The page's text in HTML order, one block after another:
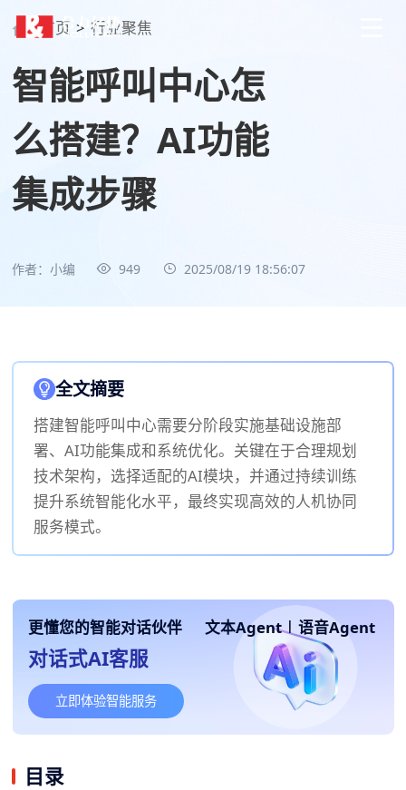
首页 > 行业聚焦
智能呼叫中心怎
么搭建？AI功能
集成步骤
作者：小编 949 2025/08/19 18:56:07
全文摘要
搭建智能呼叫中心需要分阶段实施基础设施部
署、AI功能集成和系统优化。关键在于合理规划
技术架构，选择适配的AI模块，并通过持续训练
提升系统智能化水平，最终实现高效的人机协同
服务模式。
更懂您的智能对话伙伴 文本Agent | 语音Agent
对话式AI客服
立即体验智能服务
目录